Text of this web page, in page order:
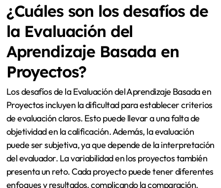
¿Cuáles son los desafíos de
la Evaluación del
Aprendizaje Basada en
Proyectos?
Los desafíos de la Evaluación del Aprendizaje Basada en
Proyectos incluyen la dificultad para establecer criterios
de evaluación claros. Esto puede llevar a una falta de
objetividad en la calificación. Además, la evaluación
puede ser subjetiva, ya que depende de la interpretación
del evaluador. La variabilidad en los proyectos también
presenta un reto. Cada proyecto puede tener diferentes
enfoques y resultados, complicando la comparación.